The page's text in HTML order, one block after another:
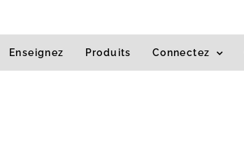
Enseignez Produits Connectez